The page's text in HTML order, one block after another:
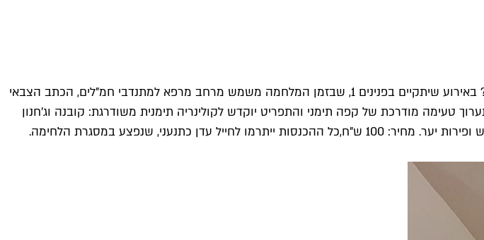
כולנו כבר יודעים להקפיד על הגרש ליד האות תי"ו, אבל מיהם בעצם החות'ים ומה הסיפור שלהם? באירוע שיתקיים בפנינים 1, שבזמן המלחמה משמש מרחב מרפא למתנדבי חמ"לים, הכתב הצבאי
טעימה מודרכת של קפה תימני והתפריט יוקדש לקולינריה תימנית משודרגת: קובנה וג'חנון
יער. מחיר: 100 ש"ח,
כל ההכנסות ייתרמו לחייל עדן כתנעני, שנפצע במסגרת הלחימה.